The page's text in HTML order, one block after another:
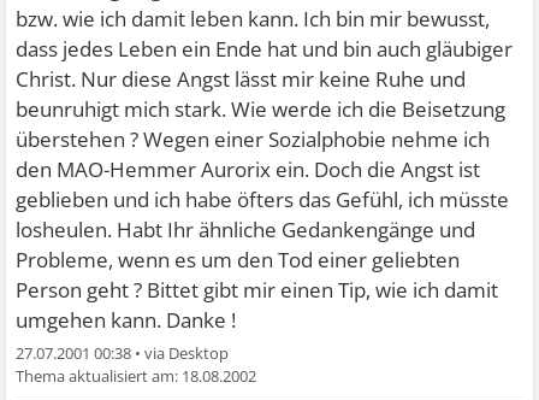
bzw. wie ich damit leben kann. Ich bin mir bewusst,
dass jedes Leben ein Ende hat und bin auch gläubiger
Christ. Nur diese Angst lässt mir keine Ruhe und
beunruhigt mich stark. Wie werde ich die Beisetzung
überstehen ? Wegen einer Sozialphobie nehme ich
den MAO-Hemmer Aurorix ein. Doch die Angst ist
geblieben und ich habe öfters das Gefühl, ich müsste
losheulen. Habt Ihr ähnliche Gedankengänge und
Probleme, wenn es um den Tod einer geliebten
Person geht ? Bittet gibt mir einen Tip, wie ich damit
umgehen kann. Danke !
27.07.2001 00:38 •
18.08.2002